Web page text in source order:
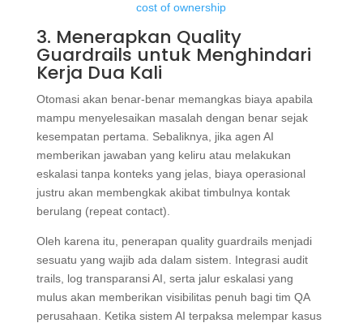
cost of ownership
3. Menerapkan Quality
Guardrails untuk Menghindari
Kerja Dua Kali
Otomasi akan benar-benar memangkas biaya apabila
mampu menyelesaikan masalah dengan benar sejak
kesempatan pertama. Sebaliknya, jika agen AI
memberikan jawaban yang keliru atau melakukan
eskalasi tanpa konteks yang jelas, biaya operasional
justru akan membengkak akibat timbulnya kontak
berulang (repeat contact).
Oleh karena itu, penerapan quality guardrails menjadi
sesuatu yang wajib ada dalam sistem. Integrasi audit
trails, log transparansi AI, serta jalur eskalasi yang
mulus akan memberikan visibilitas penuh bagi tim QA
perusahaan. Ketika sistem AI terpaksa melempar kasus